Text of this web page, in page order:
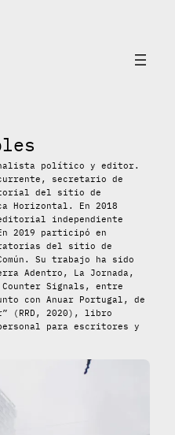
político y editor.
secretario de
del sitio de
En 2018
independiente
2019 participó en
del sitio de
Su trabajo ha sido
Adentro, La Jornada,
Signals, entre
con Anuar Portugal, de
(RRD, 2020), libro
para escritores y